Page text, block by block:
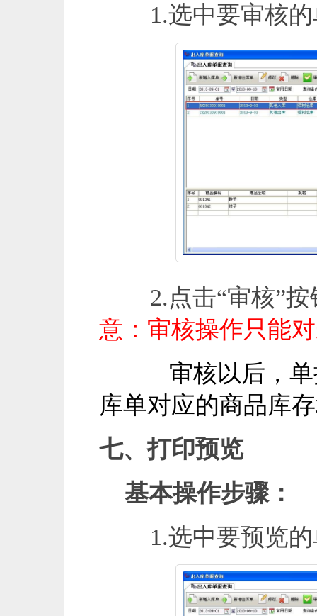
1.选中要审核的
2.点击“审核”按
意：审核操作只能
审核以后，
库单对应的商品库
七、打印预览
基本操作步骤：
1.选中要预览的